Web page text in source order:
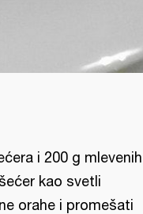
i 200 g mlevenih
kao svetli
orahe i promešati